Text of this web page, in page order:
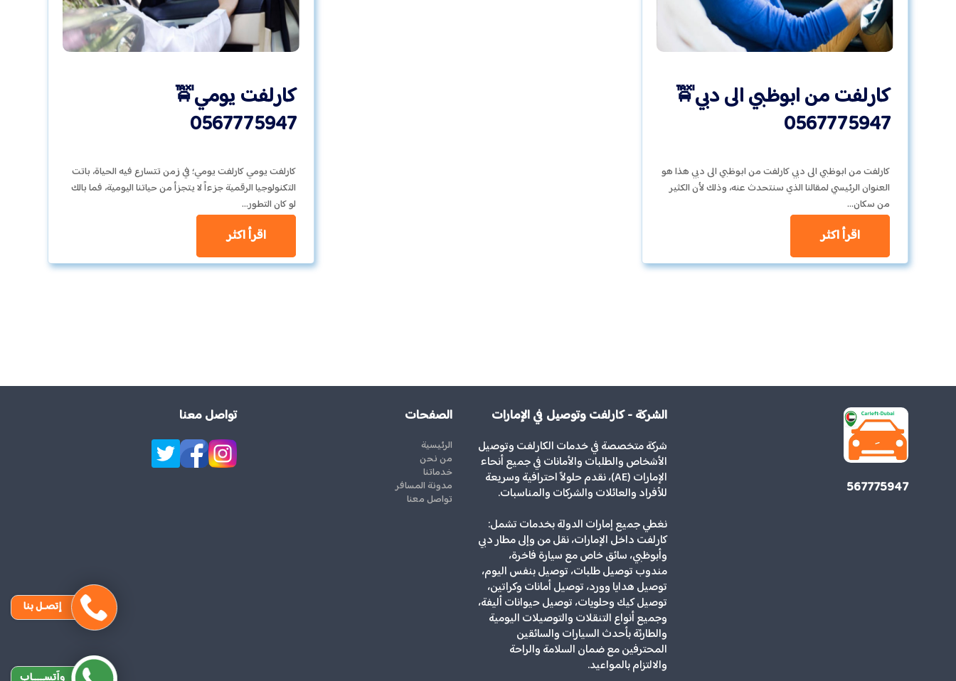
كارلفت من ابوظبي الى دبي🚖
0567775947
كارلفت من ابوظبي الى دبي كارلفت من ابوظبي الى دبي هذا هو
العنوان الرئيسي لمقالنا الذي سنتحدث عنه، وذلك لأن الكثير
من سكان…
اقرأ اكثر
كارلفت يومي🚖
0567775947
كارلفت يومي كارلفت يومي؛ في زمن تتسارع فيه الحياة، باتت
التكنولوجيا الرقمية جزءاً لا يتجزأ من حياتنا اليومية، فما بالك
لو كان التطور…
اقرأ اكثر
567775947
الشركة - كارلفت وتوصيل في الإمارات
شركة متخصصة في خدمات الكارلفت وتوصيل
الأشخاص والطلبات والأمانات في جميع أنحاء
الإمارات (AE)، نقدم حلولاً احترافية وسريعة
للأفراد والعائلات والشركات والمناسبات.
نغطي جميع إمارات الدولة بخدمات تشمل:
كارلفت داخل الإمارات، نقل من وإلى مطار دبي
وأبوظبي، سائق خاص مع سيارة فاخرة،
مندوب توصيل طلبات، توصيل بنفس اليوم،
توصيل هدايا وورد، توصيل أمانات وكراتين،
توصيل كيك وحلويات، توصيل حيوانات أليفة،
وجميع أنواع التنقلات والتوصيلات اليومية
والطارئة بأحدث السيارات والسائقين
المحترفين مع ضمان السلامة والراحة
والالتزام بالمواعيد.
الصفحات
الرئيسية
من نحن
خدماتنا
مدونة المسافر
تواصل معنا
تواصل معنا
إتصـل بنا